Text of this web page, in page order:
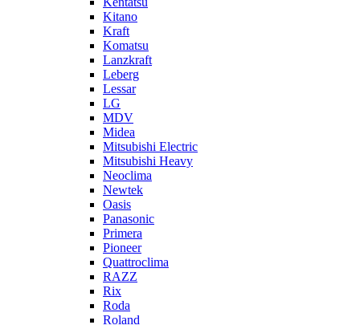
Kitano
Kraft
Komatsu
Lanzkraft
Leberg
Lessar
LG
MDV
Midea
Mitsubishi Electric
Mitsubishi Heavy
Neoclima
Newtek
Oasis
Panasonic
Primera
Pioneer
Quattroclima
RAZZ
Rix
Roda
Roland